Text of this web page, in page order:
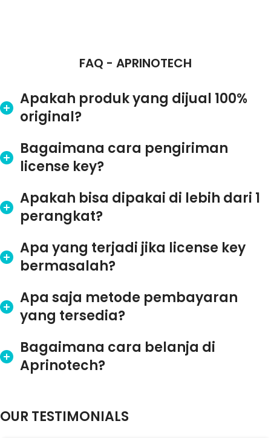
FAQ - APRINOTECH
Apakah produk yang dijual 100%
original?
Bagaimana cara pengiriman
license key?
Apakah bisa dipakai di lebih dari 1
perangkat?
Apa yang terjadi jika license key
bermasalah?
Apa saja metode pembayaran
yang tersedia?
Bagaimana cara belanja di
Aprinotech?
OUR TESTIMONIALS